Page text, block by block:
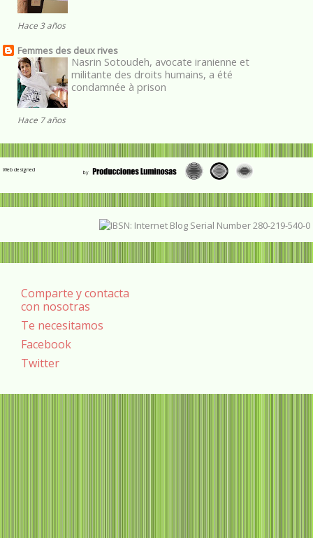
Hace 3 años
Femmes des deux rives
Nasrin Sotoudeh, avocate iranienne et
militante des droits humains, a été
condamnée à prison
Hace 7 años
Web designed
Comparte y contacta
con nosotras
Te necesitamos
Facebook
Twitter